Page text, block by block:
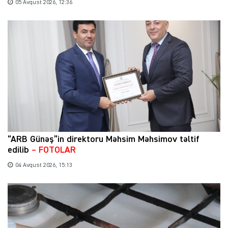
05 Avqust 2026, 12:36
“ARB Günəş”in direktoru Məhsim Məhsimov təltif
edilib – FOTOLAR
04 Avqust 2026, 15:13